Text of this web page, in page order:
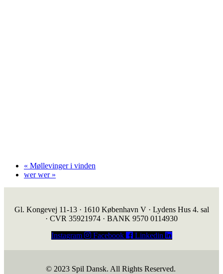
« Møllevinger i vinden
wer wer »
Gl. Kongevej 11-13 · 1610 København V · Lydens Hus 4. sal
· CVR 35921974 · BANK 9570 0114930
Instagram
Facebook Linkedin
© 2023 Spil Dansk. All Rights Reserved.